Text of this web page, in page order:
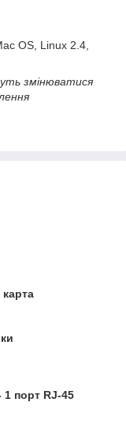
OS, Linux 2.4,
змінюватися
1 порт RJ-45